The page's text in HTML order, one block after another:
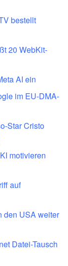
bestellt
20 WebKit-
AI ein
im EU-DMA-
Star Cristo
motivieren
auf
den USA weiter
Datei-Tausch